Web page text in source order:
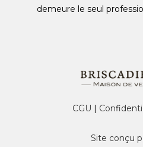
demeure le seul
CGU |
Site conçu